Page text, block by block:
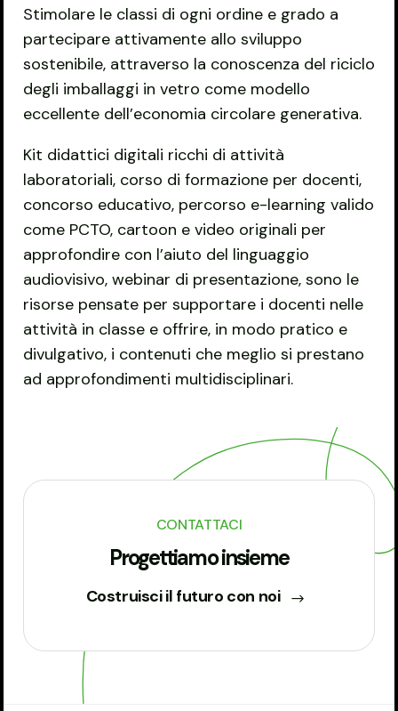
Stimolare le classi di ogni ordine e grado a
partecipare attivamente allo sviluppo
sostenibile, attraverso la conoscenza del riciclo
degli imballaggi in vetro come modello
eccellente dell’economia circolare generativa.
Kit didattici digitali ricchi di attività
laboratoriali, corso di formazione per docenti,
concorso educativo, percorso e-learning valido
come PCTO, cartoon e video originali per
approfondire con l’aiuto del linguaggio
audiovisivo, webinar di presentazione, sono le
risorse pensate per supportare i docenti nelle
attività in classe e offrire, in modo pratico e
divulgativo, i contenuti che meglio si prestano
ad approfondimenti multidisciplinari.
CONTATTACI
Progettiamo insieme
Costruisci il futuro con noi